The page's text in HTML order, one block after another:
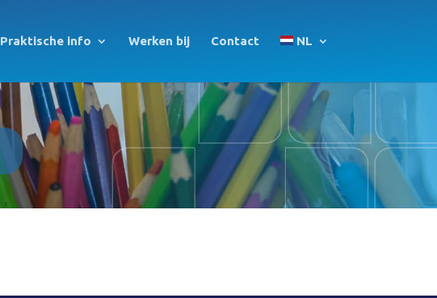
Praktische info Werken bij Contact NL